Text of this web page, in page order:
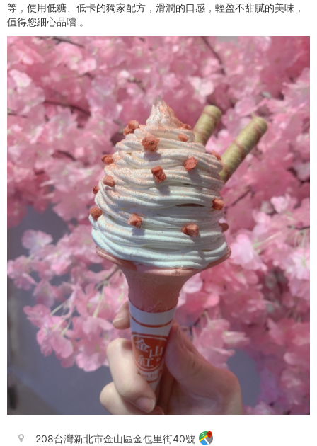
等，使用低糖、低卡的獨家配方，滑潤的口感，輕盈不甜膩的美味，
值得您細心品嚐 。
208台灣新北市金山區金包里街40號